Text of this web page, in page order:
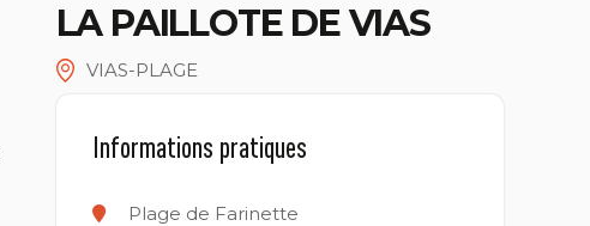
LA PAILLOTE DE VIAS
VIAS-PLAGE
Informations pratiques
Plage de Farinette